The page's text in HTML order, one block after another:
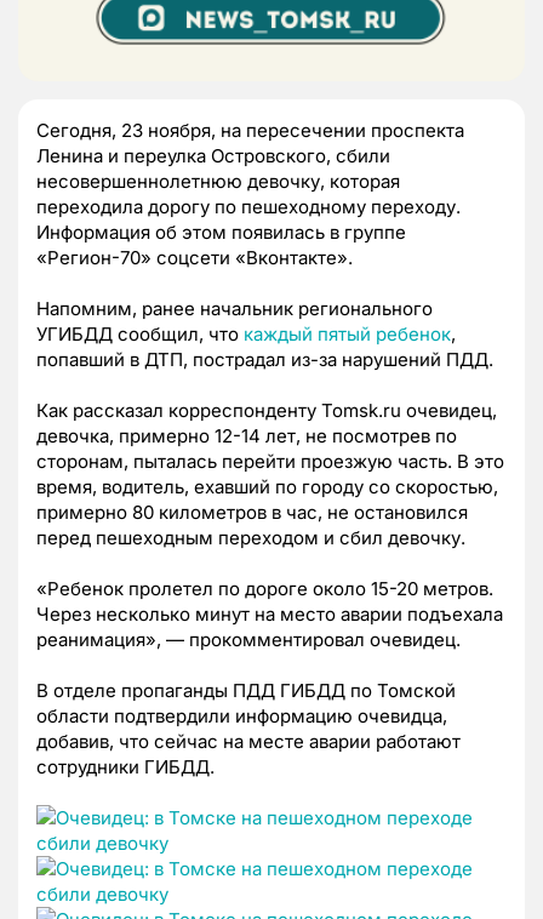
Сегодня, 23 ноября, на пересечении проспекта
Ленина и переулка Островского, сбили
несовершеннолетнюю девочку, которая
переходила дорогу по пешеходному переходу.
Информация об этом появилась в группе
«Регион-70» соцсети «Вконтакте».
Напомним, ранее начальник регионального
УГИБДД сообщил, что каждый пятый ребенок,
попавший в ДТП, пострадал из-за нарушений ПДД.
Как рассказал корреспонденту Tomsk.ru очевидец,
девочка, примерно 12-14 лет, не посмотрев по
сторонам, пыталась перейти проезжую часть. В это
время, водитель, ехавший по городу со скоростью,
примерно 80 километров в час, не остановился
перед пешеходным переходом и сбил девочку.
«Ребенок пролетел по дороге около 15-20 метров.
Через несколько минут на место аварии подъехала
реанимация», — прокомментировал очевидец.
В отделе пропаганды ПДД ГИБДД по Томской
области подтвердили информацию очевидца,
добавив, что сейчас на месте аварии работают
сотрудники ГИБДД.